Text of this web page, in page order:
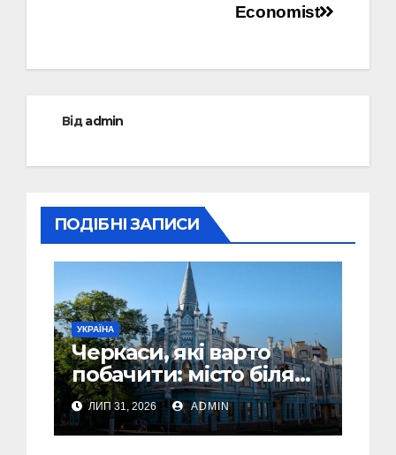
Economist
Відadmin
ПОДІБНІ ЗАПИСИ
УКРАЇНА
Черкаси, які варто
побачити: місто біля
Дніпра, зелені парки
та місця з особливою
атмосферою
ЛИП 31, 2026 ADMIN